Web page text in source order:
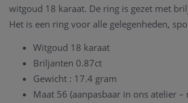
witgoud 18 karaat. De ring is gezet met
Het is een ring voor alle gelegenheden,
Witgoud 18 karaat
Briljanten 0.87ct
Gewicht : 17.4 gram
Maat 56 (aanpasbaar in ons atelier –